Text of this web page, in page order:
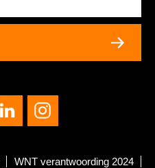
WNT verantwoording 2024